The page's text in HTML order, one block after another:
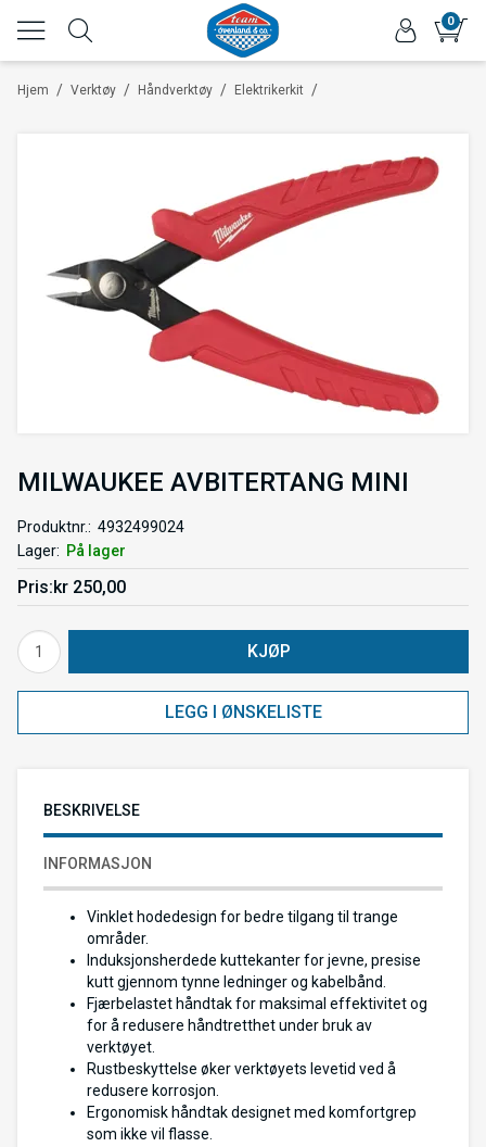
0
/
Hjem /
Verktøy /
Håndverktøy /
Elektrikerkit
MILWAUKEE AVBITERTANG MINI
Produktnr.
4932499024
Lager
På lager
Pris kr 250,00
KJØP
LEGG I ØNSKELISTE
BESKRIVELSE
INFORMASJON
Vinklet hodedesign for bedre tilgang til trange
områder.
Induksjonsherdede kuttekanter for jevne, presise
kutt gjennom tynne ledninger og kabelbånd.
Fjærbelastet håndtak for maksimal effektivitet og
for å redusere håndtretthet under bruk av
verktøyet.
Rustbeskyttelse øker verktøyets levetid ved å
redusere korrosjon.
Ergonomisk håndtak designet med komfortgrep
som ikke vil flasse.